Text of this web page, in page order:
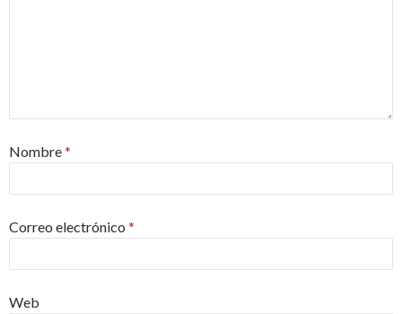
Nombre*
Correo electrónico *
Web